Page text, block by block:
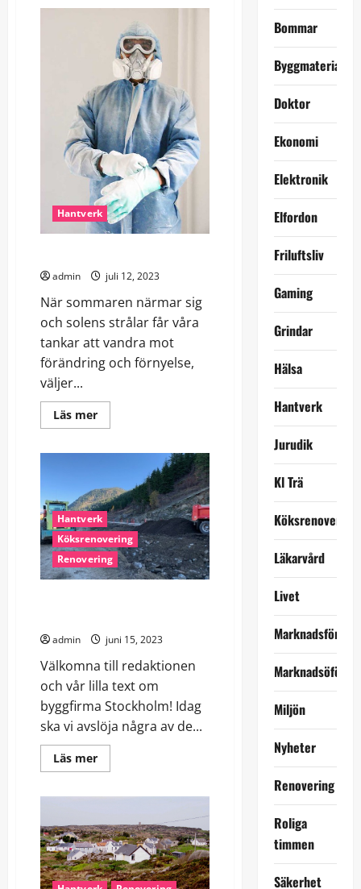
Hantverk
admin juli 12, 2023
När sommaren närmar sig
och solens strålar får våra
tankar att vandra mot
förändring och förnyelse,
väljer...
Läs merRead
more
former
Hantverk
Köksrenovering
Renovering
admin juni 15, 2023
Välkomna till redaktionen
och vår lilla text om
byggfirma Stockholm! Idag
ska vi avslöja några av de...
Läs merRead
more
material
Bommar
Byggmaterial
Doktor
Ekonomi
Elektronik
Elfordon
Friluftsliv
Gaming
Grindar
Hälsa
Hantverk
Jurudik
Kl Trä
Köksrenovering
Läkarvård
Livet
Marknadsföring
Marknadsöföring
Miljön
Nyheter
Renovering
Roliga
timmen
Säkerhet